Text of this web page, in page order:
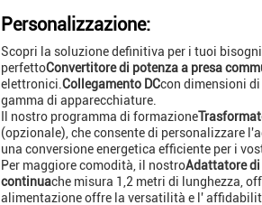
Personalizzazione:
Scopri la soluzione definitiva per i tuoi
perfettoConvertitore di potenza a presa
elettronici. Collegamento DCcon dimensioni
gamma di apparecchiature.
Il nostro programma di formazione
(opzionale), che consente di personalizzare
una conversione energetica efficiente per i
Per maggiore comodità, il nostroAdattatore
continuache misura 1,2 metri di lunghezza,
alimentazione offre la versatilità e l'